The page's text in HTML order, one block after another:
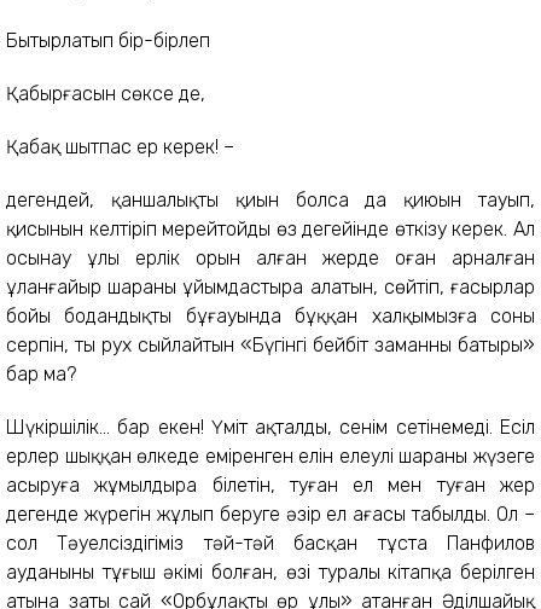
Бытырлатып бір-бірлеп
Қабырғасын сөксе де,
Қабақ шытпас ер керек! –
дегендей, қаншалықты қиын болса да қиюын тауып,
қисынын келтіріп мерейтойды өз деңгейінде өткізу керек. Ал
осынау ұлы ерлік орын алған жерде оған арналған
ұланғайыр шараны ұйымдастыра алатын, сөйтіп, ғасырлар
бойы бодандықтың бұғауында бұққан халқымызға соны
серпін, тың рух сыйлайтын «Бүгінгі бейбіт заманның батыры»
бар ма?
Шүкіршілік... бар екен! Үміт ақталды, сенім сетінемеді. Есіл
ерлер шыққан өлкеде еміренген елін елеулі шараны жүзеге
асыруға жұмылдыра білетін, туған ел мен туған жер
дегенде жүрегін жұлып беруге әзір ел ағасы табылды. Ол –
сол Тәуелсіздігіміз тәй-тәй басқан тұста Панфилов
ауданының тұңғыш әкімі болған, өзі туралы кітапқа берілген
атына заты сай «Орбұлақтың өр ұлы» атанған Әділшайық